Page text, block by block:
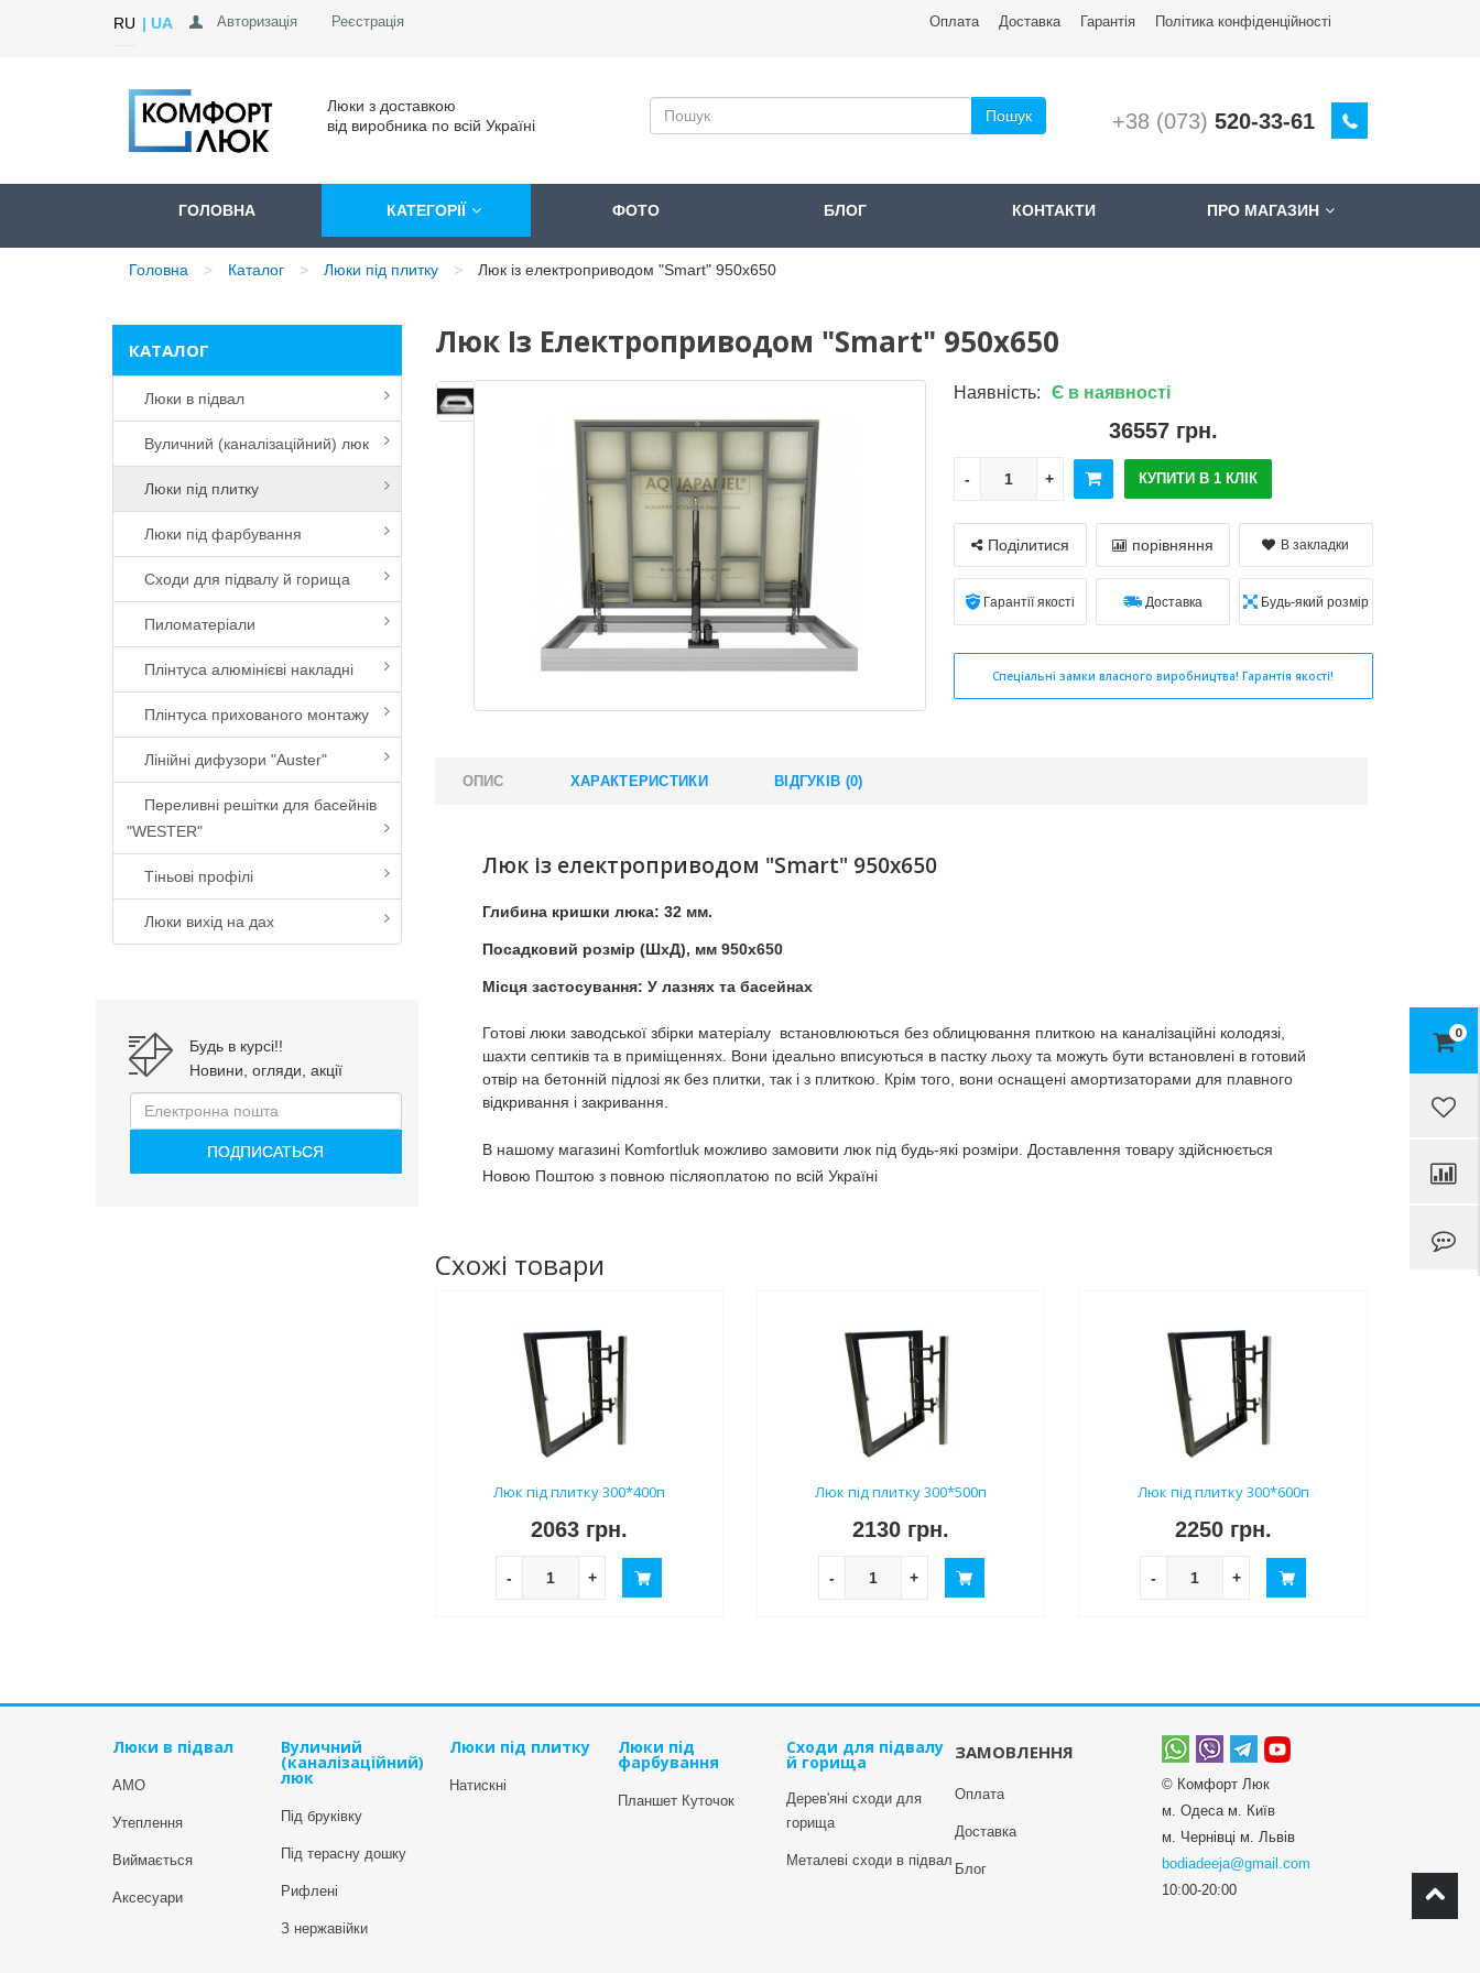
RU UA Авторизація Реєстрація Оплата Доставкa Гарантія Політика конфіденційності
Люки з доставкою
від виробника по всій Україні
Пошук +38 (073) 520-33-61
ГОЛОВНА КАТЕГОРІЇ ФОТО БЛОГ КОНТАКТИ ПРО МАГАЗИН
0
Головна Каталог Люки під плитку Люк із електроприводом "Smart" 950x650
КАТАЛОГ
Люки в підвал
Вуличний (каналізаційний) люк
Люки під плитку
Люки під фарбування
Сходи для підвалу й горища
Пиломатеріали
Плінтуса алюмінієві накладні
Плінтуса прихованого монтажу
Лінійні дифузори "Auster"
Переливні решітки для басейнів
"WESTER"
Тіньові профілі
Люки вихід на дах
Будь в курсі!!
Новини, огляди, акції
Люк Із Електроприводом "Smart" 950x650
Наявність: Є в наявності
36557 грн.
КУПИТИ В 1 КЛІК
Поділитися порівняння В закладки
Гарантії якості Доставка Будь-який розмір
Спеціальні замки власного виробництва! Гарантія якості!
ОПИС ХАРАКТЕРИСТИКИ ВІДГУКІВ (0)
Люк із електроприводом "Smart" 950x650
Глибина кришки люка: 32 мм.
Посадковий розмір (ШхД), мм 950x650
Місця застосування: У лазнях та басейнах
Готові люки заводської збірки матеріалу встановлюються без облицювання плиткою на каналізаційні колодязі,
шахти септиків та в приміщеннях. Вони ідеально вписуються в пастку льоху та можуть бути встановлені в готовий
отвір на бетонній підлозі як без плитки, так і з плиткою. Крім того, вони оснащені амортизаторами для плавного
відкривання і закривання.
В нашому магазині Komfortluk можливо замовити люк під будь-які розміри. Доставлення товару здійснюється
Новою Поштою з повною післяоплатою по всій Україні
Схожі товари
Люк під плитку 300*400п
2063 грн.
- +
Люк під плитку 300*500п
2130 грн.
- +
Люк під плитку 300*600п
2250 грн.
- +
Люки в підвал
АМО
Утеплення
Виймається
Аксесуари
Вуличний
(каналізаційний)
люк
Під бруківку
Під терасну дошку
Рифлені
З нержавійки
Люки під плитку
Натискні
Люки під
фарбування
Планшет Куточок
Сходи для підвалу
й горища
Дерев'яні сходи для
горища
Металеві сходи в підвал
ЗАМОВЛЕННЯ
Оплата
Доставка
Блог
© Комфорт Люк
м. Одеса м. Київ
м. Чернівці м. Львів
bodiadeeja@gmail.com
10:00-20:00